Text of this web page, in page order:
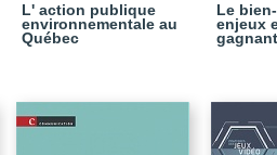
L' action publique
environnementale au
Québec
Le
enjeux